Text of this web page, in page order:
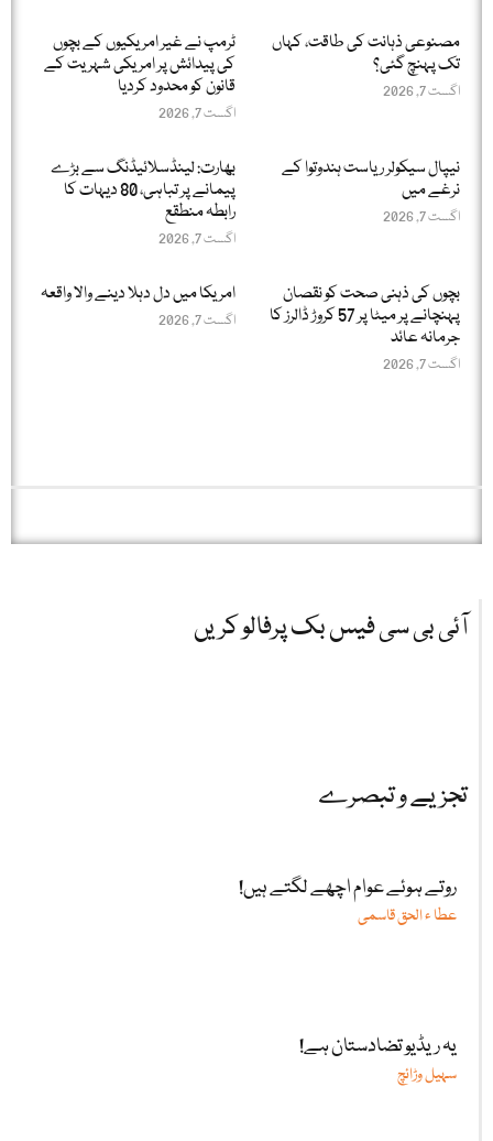
مصنوعی ذہانت کی طاقت، کہاں
تک پہنچ گئی؟
اگست 7, 2026
ٹرمپ نے غیر امریکیوں کے بچوں
کی پیدائش پر امریکی شہریت کے
قانون کو محدود کردیا
اگست 7, 2026
نیپال سیکولر ریاست ہندوتوا کے
نرغے میں
اگست 7, 2026
بھارت: لینڈسلائیڈنگ سے بڑے
پیمانے پر تباہی، 80 دیہات کا
رابطہ منطقع
اگست 7, 2026
بچوں کی ذہنی صحت کو نقصان
پہنچانے پر میٹا پر 57 کروڑ ڈالرز کا
جرمانہ عائد
اگست 7, 2026
امریکا میں دل دہلا دینے والا واقعہ
اگست 7, 2026
آئی بی سی فیس بک پرفالو کریں
تجزیے و تبصرے
روتے ہوئے عوام اچھے لگتے ہیں!
عطا ء الحق قاسمی
یہ ریڈیو تضادستان ہے!
سہیل وڑائچ